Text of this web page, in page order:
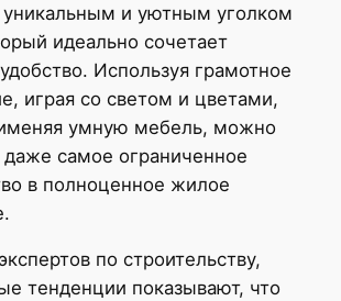
уникальным и уютным уголком
идеально сочетает
Используя грамотное
играя со светом и цветами,
умную мебель, можно
даже самое ограниченное
в полноценное жилое
по строительству,
тенденции показывают, что